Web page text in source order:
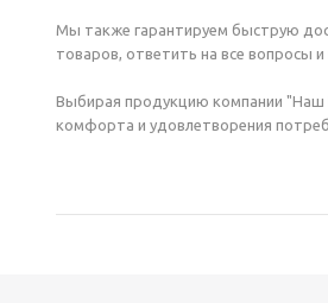
Мы также гарантируем быструю
товаров, ответить на все вопросы
Выбирая продукцию компании "Наш
комфорта и удовлетворения